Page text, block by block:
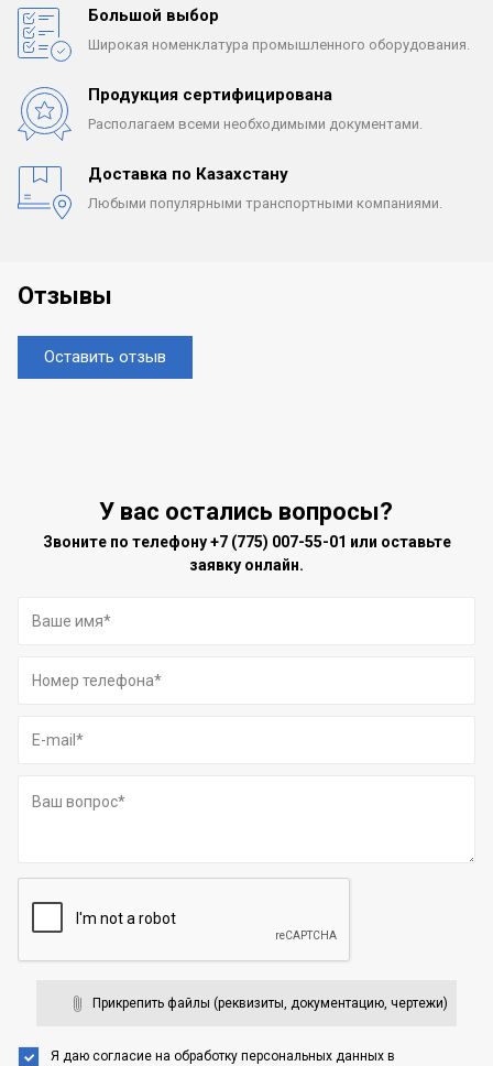
Большой выбор
Широкая номенклатура промышленного оборудования.
Продукция сертифицирована
Располагаем всеми необходимыми документами.
Доставка по Казахстану
Любыми популярными транспортными компаниями.
Отзывы
Оставить отзыв
У вас остались вопросы?
Звоните по телефону+7 (775) 007-55-01 или оставьте
заявку онлайн.
Прикрепить файлы (реквизиты, документацию, чертежи)
Я даю согласие на обработку персональных данных в